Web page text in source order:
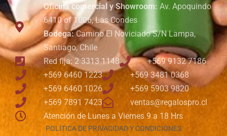
Oficina comercial y Showroom: Av. Apoquindo
6410 of 1006, Las Condes
Bodega:Camino El Noviciado S/N Lampa,
Santiago, Chile
Red fija: 2 3313 1148
+569 9132 7186
+569 6460 1223
+569 3481 0368
+569 6460 1026
+569 5903 9820
+569 7891 7423
ventas@regalospro.cl
Atención de Lunes a Viernes 9 a 18 Hrs
POLÍTICA DE PRIVACIDAD Y CONDICIONES